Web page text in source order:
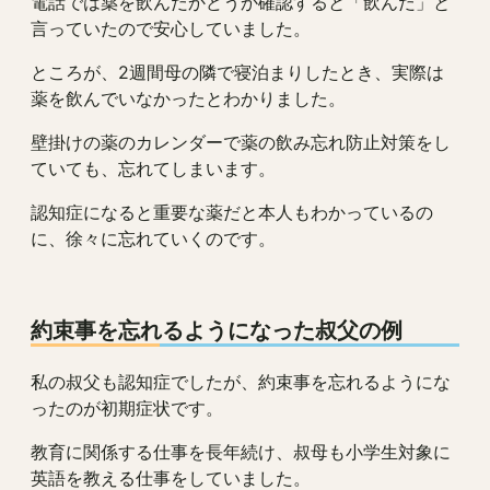
言っていたので安心していました。
ところが、2週間母の隣で寝泊まりしたとき、実際は
薬を飲んでいなかったとわかりました。
壁掛けの薬のカレンダーで薬の飲み忘れ防止対策をし
ていても、忘れてしまいます。
認知症になると重要な薬だと本人もわかっているの
に、徐々に忘れていくのです。
約束事を忘れるようになった叔父の例
私の叔父も認知症でしたが、約束事を忘れるようにな
ったのが初期症状です。
教育に関係する仕事を長年続け、叔母も小学生対象に
英語を教える仕事をしていました。